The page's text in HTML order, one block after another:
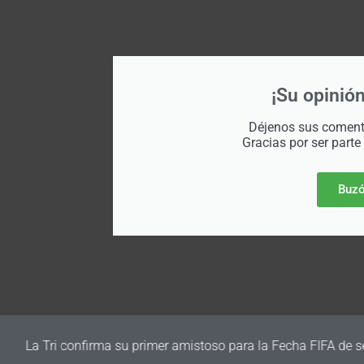
¡Su
Déjenos sus
Gracias por ser
su primer amistoso para la Fecha FIFA de septiembre